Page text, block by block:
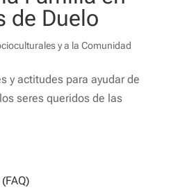
de Duelo
y a la Comunidad
y actitudes para ayudar de
seres queridos de las